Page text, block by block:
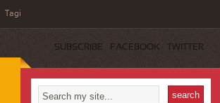
Tagi
SUBSCRIBE FACEBOOK TWITTER